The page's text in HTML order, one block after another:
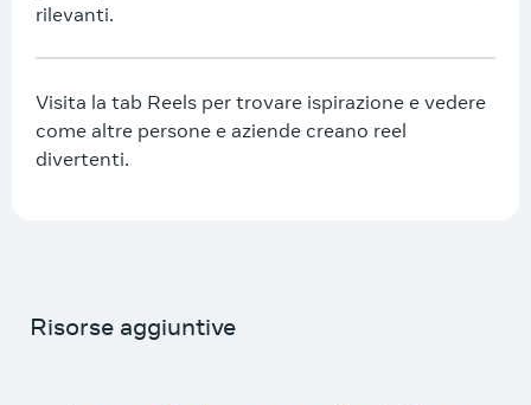
rilevanti.
Visita la tab Reels per trovare ispirazione e vedere
come altre persone e aziende creano reel
divertenti.
Risorse aggiuntive